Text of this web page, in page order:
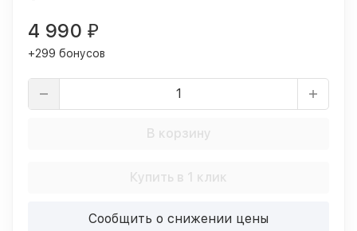
4 990 ₽
+299 бонусов
В корзину
Купить в 1 клик
Сообщить о снижении цены